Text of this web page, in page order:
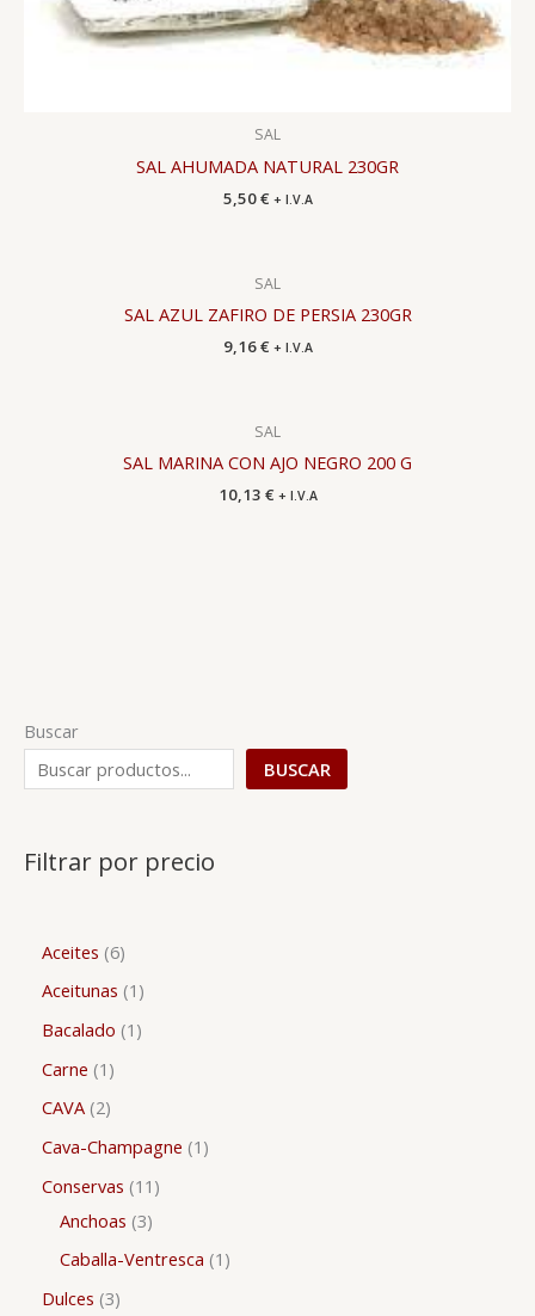
Buscar
BUSCAR
Filtrar por precio
Aceites 6
Aceitunas 1
Bacalado 1
Carne 1
CAVA 2
Cava-Champagne 1
Conservas 11
Anchoas 3
Caballa-Ventresca 1
Dulces 3
SAL
SAL AHUMADA NATURAL 230GR
5,50€ + I.V.A
SAL
SAL AZUL ZAFIRO DE PERSIA 230GR
9,16€ + I.V.A
SAL
SAL MARINA CON AJO NEGRO 200 G
10,13 € + I.V.A